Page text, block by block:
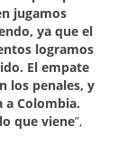
jugamos
ya que el
logramos
El empate
los penales, y
a Colombia.
que viene”,